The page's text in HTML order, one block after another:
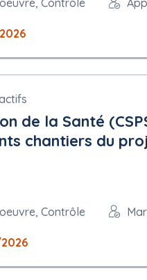
de la Santé
chantiers du
Contrôle